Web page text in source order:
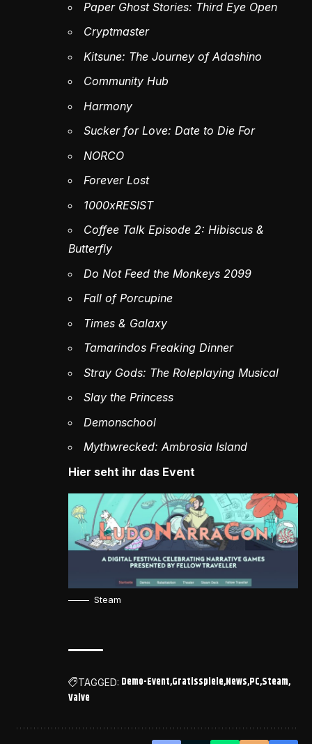
Paper Ghost Stories: Third Eye Open
Cryptmaster
Kitsune: The Journey of Adashino
Community Hub
Harmony
Sucker for Love: Date to Die For
NORCO
Forever Lost
1000xRESIST
Coffee Talk Episode 2: Hibiscus &
Butterfly
Do Not Feed the Monkeys 2099
Fall of Porcupine
Times & Galaxy
Tamarindos Freaking Dinner
Stray Gods: The Roleplaying Musical
Slay the Princess
Demonschool
Mythwrecked: Ambrosia Island
Hier seht ihr das Event
Steam
TAGGED: Demo-Event Gratisspiele News PC Steam
Valve